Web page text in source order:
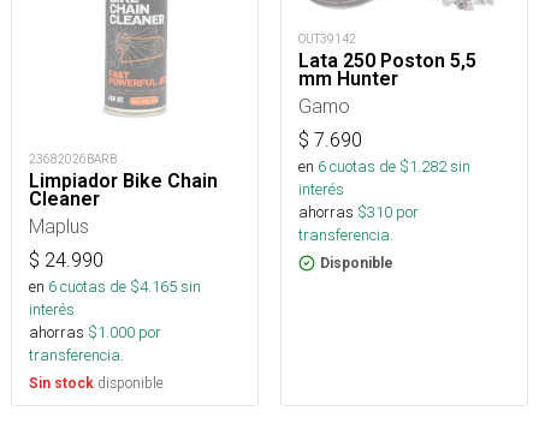
23682026BARB
Limpiador Bike Chain
Cleaner
Maplus
$ 24.990
en 6cuotas de $4.165sin
interés
ahorras $1.000 por
transferencia.
Sin stock disponible
OUT39142
Lata 250 Poston 5,5
mm Hunter
Gamo
$ 7.690
en 6cuotas de $1.282sin
interés
ahorras $310 por
transferencia.
Disponible